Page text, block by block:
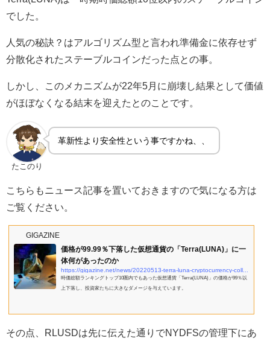
でした。
人気の秘訣？はアルゴリズム型と言われ準備金に依存せず
分散化されたステーブルコインだった点との事。
しかし、このメカニズムが22年5月に崩壊し結果として価値
がほぼなくなる結末を迎えたとのことです。
たこのり
革新性より安全性という事ですかね、、
こちらもニュース記事を置いておきますので気になる方は
ご覧ください。
GIGAZINE
価格が99.99％下落した仮想通貨の「Terra(LUNA)」に一
体何があったのか
時価総額ランキングトップ10圏内でもあった仮想通貨「Terra(LUNA)」の価格が99％以
上下落し、投資家たちに大きなダメージを与えています。
その点、RLUSDは先に伝えた通りでNYDFSの管理下にあ